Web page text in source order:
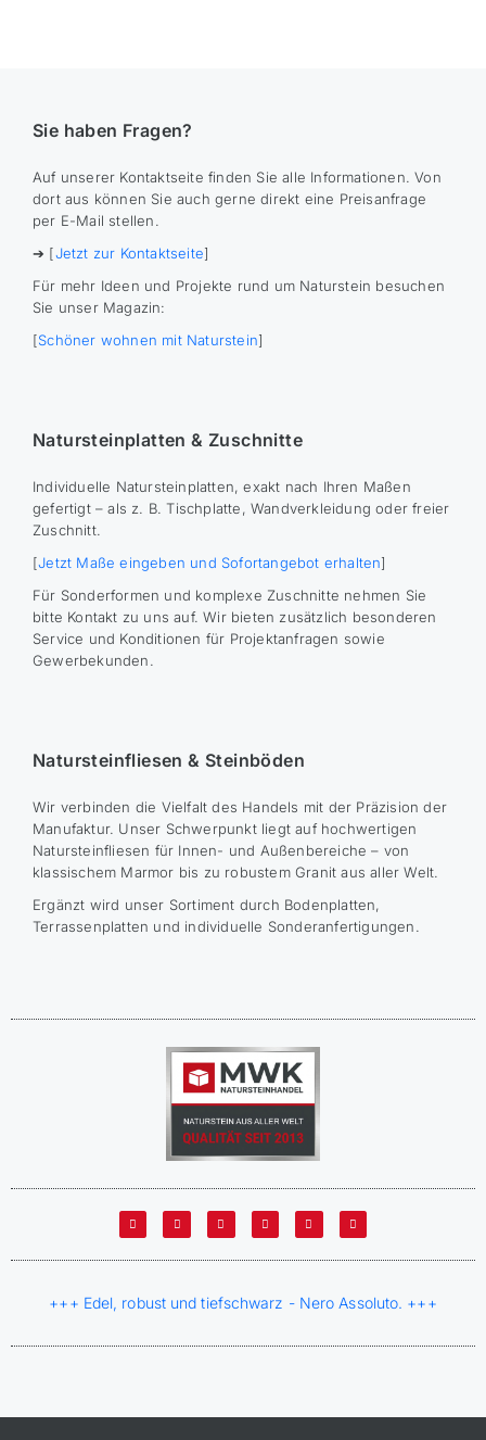
Sie haben Fragen?
Auf unserer Kontaktseite finden Sie alle Informationen. Von
dort aus können Sie auch gerne direkt eine Preisanfrage
per E-Mail stellen.
➔ [Jetzt zur Kontaktseite]
Für mehr Ideen und Projekte rund um Naturstein besuchen
Sie unser Magazin:
[Schöner wohnen mit Naturstein]
Natursteinplatten & Zuschnitte
Individuelle Natursteinplatten, exakt nach Ihren Maßen
gefertigt – als z. B. Tischplatte, Wandverkleidung oder freier
Zuschnitt.
[Jetzt Maße eingeben und Sofortangebot erhalten]
Für Sonderformen und komplexe Zuschnitte nehmen Sie
bitte Kontakt zu uns auf. Wir bieten zusätzlich besonderen
Service und Konditionen für Projektanfragen sowie
Gewerbekunden.
Natursteinfliesen & Steinböden
Wir verbinden die Vielfalt des Handels mit der Präzision der
Manufaktur. Unser Schwerpunkt liegt auf hochwertigen
Natursteinfliesen für Innen- und Außenbereiche – von
klassischem Marmor bis zu robustem Granit aus aller Welt.
Ergänzt wird unser Sortiment durch Bodenplatten,
Terrassenplatten und individuelle Sonderanfertigungen.
+++ Edel, robust und tiefschwarz - Nero Assoluto. +++